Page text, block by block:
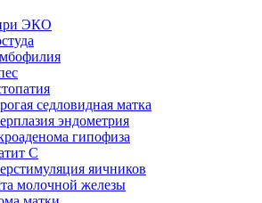
ЭКО
седловидная матка
эндометрия
гипофиза
С
яичников
молочной железы